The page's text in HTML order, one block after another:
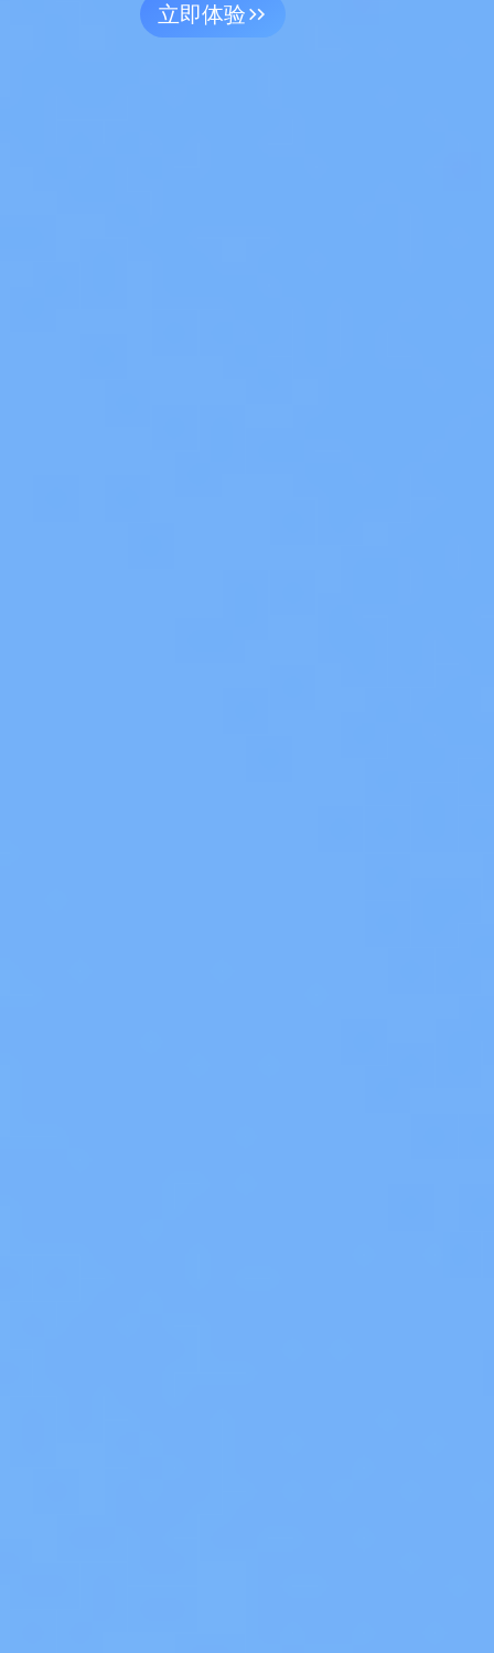
立即体验